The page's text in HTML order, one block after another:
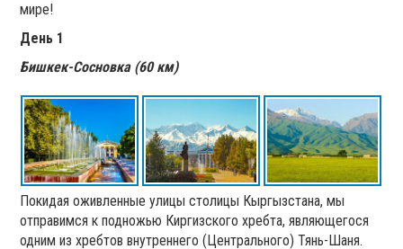
мире!
День 1
Бишкек-Сосновка (60 км)
Покидая оживленные улицы столицы Кыргызстана, мы
отправимся к подножью Киргизского хребта, являющегося
одним из хребтов внутреннего (Центрального) Тянь-Шаня.